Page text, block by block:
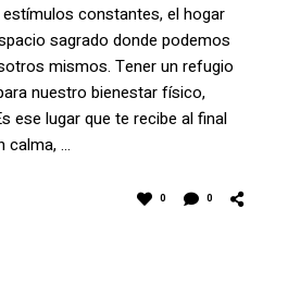
constantes, el hogar
sagrado donde podemos
mismos. Tener un refugio
nuestro bienestar físico,
ese lugar que te recibe al final
calma, …
0 0